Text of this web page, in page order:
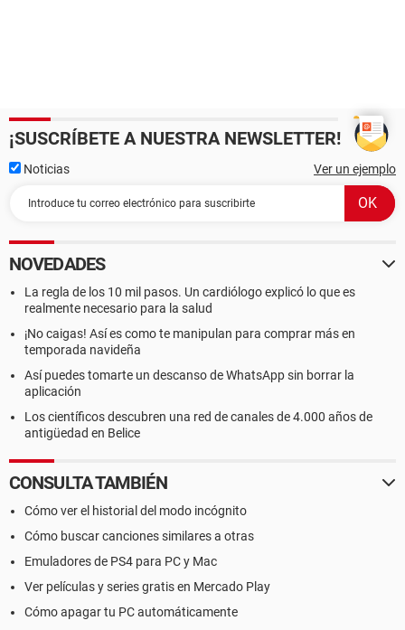
¡SUSCRÍBETE A NUESTRA NEWSLETTER!
Noticias Ver un ejemplo
NOVEDADES
La regla de los 10 mil pasos. Un cardiólogo explicó lo que es
realmente necesario para la salud
¡No caigas! Así es como te manipulan para comprar más en
temporada navideña
Así puedes tomarte un descanso de WhatsApp sin borrar la
aplicación
Los científicos descubren una red de canales de 4.000 años de
antigüedad en Belice
CONSULTA TAMBIÉN
Cómo ver el historial del modo incógnito
Cómo buscar canciones similares a otras
Emuladores de PS4 para PC y Mac
Ver películas y series gratis en Mercado Play
Cómo apagar tu PC automáticamente